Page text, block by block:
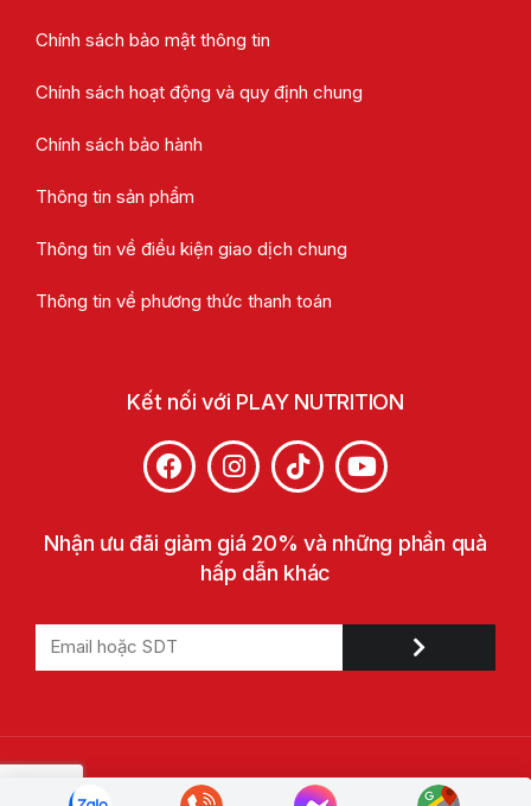
Chính sách bảo mật thông tin
Chính sách hoạt động và quy định chung
Chính sách bảo hành
Thông tin sản phẩm
Thông tin về điều kiện giao dịch chung
Thông tin về phương thức thanh toán
Kết nối với PLAY NUTRITION
Nhận ưu đãi giảm giá 20% và những phần quà
hấp dẫn khác
© 2022 Play Nutrition. All Rights Reserved. Trademarks are